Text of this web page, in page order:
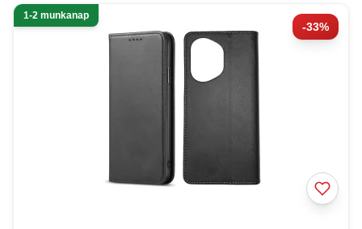
-33%
1-2 munkanap